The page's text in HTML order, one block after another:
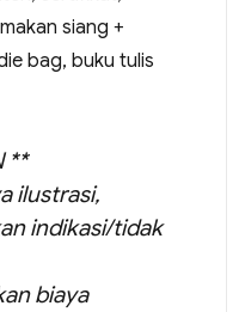
siang +
bag, buku tulis
**
ilustrasi,
indikasi/tidak
biaya